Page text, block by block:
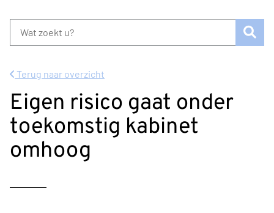
Terug naar overzicht
Eigen risico gaat onder
toekomstig kabinet
omhoog